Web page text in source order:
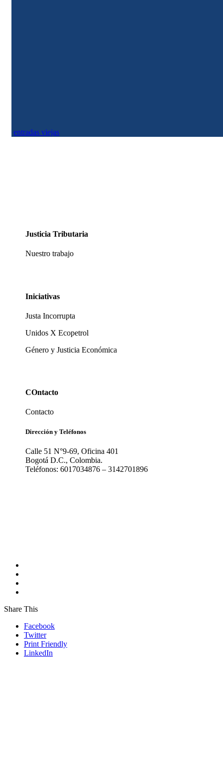
entradas viejas
Justicia Tributaria
Nuestro trabajo
Iniciativas
Justa Incorrupta
Unidos X Ecopetrol
Género y Justicia Económica
COntacto
Contacto
Dirección y Teléfonos
Calle 51 N°9-69, Oficina 401
Bogotá D.C., Colombia.
Teléfonos: 6017034876 – 3142701896
Share This
Facebook
Twitter
Print Friendly
LinkedIn